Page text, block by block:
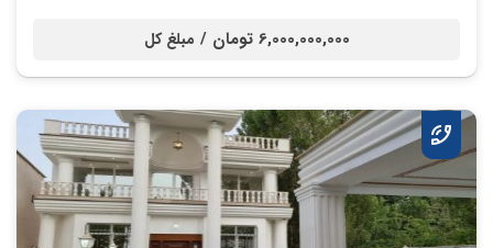
6,000,000,000 تومان / مبلغ کل